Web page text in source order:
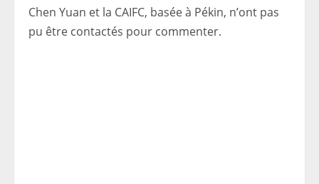
Chen Yuan et la CAIFC, basée à Pékin, n’ont pas
pu être contactés pour commenter.